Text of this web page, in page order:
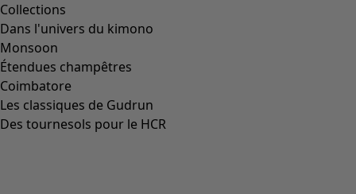
Collections
Dans l'univers du kimono
Monsoon
Étendues champêtres
Coimbatore
Les classiques de Gudrun
Des tournesols pour le HCR